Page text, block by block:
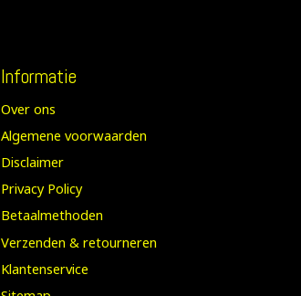
Informatie
Over ons
Algemene voorwaarden
Disclaimer
Privacy Policy
Betaalmethoden
Verzenden & retourneren
Klantenservice